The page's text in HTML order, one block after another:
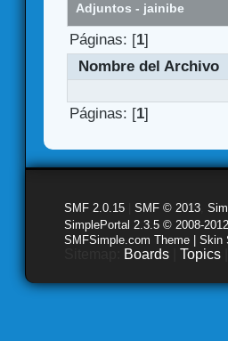
Adjuntos - jainibe
Páginas: [1]
Nombre del Archivo
Páginas: [1]
SMF 2.0.15 SMF © 2013
SimplePortal 2.3.5 © 2008-
SMFSimple.com Theme | Skin
Boards Topics